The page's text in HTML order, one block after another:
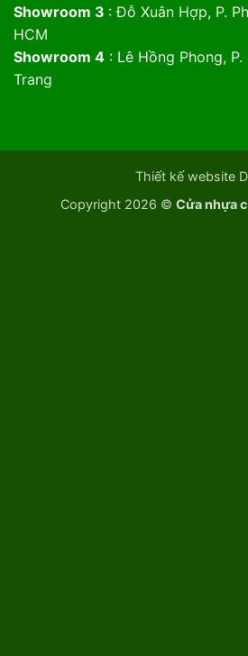
Showroom 3 : Đỗ Xuân Hợp, P.
HCM
Showroom 4: Lê Hồng Phong, P.
Trang
Thiết kế website
Copyright 2026 © Cửa nhựa